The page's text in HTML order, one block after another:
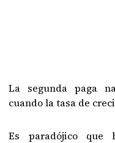
La segunda paga
cuando la tasa de
Es paradójico